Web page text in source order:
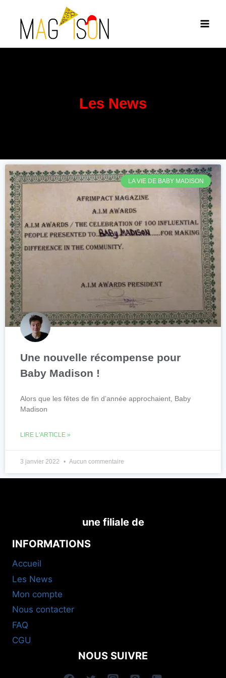
Les News
LA VIE DE BABY MADISON
Une nouvelle récompense pour
Baby Madison !
Alors que les fêtes de fin d’année approchaient, Baby
Madison
LIRE L'ARTICLE »
3 janvier 2022 Aucun commentaire
une filiale de
INFORMATIONS
Accueil
Les News
Mon compte
Nous contacter
FAQ
CGU
NOUS SUIVRE